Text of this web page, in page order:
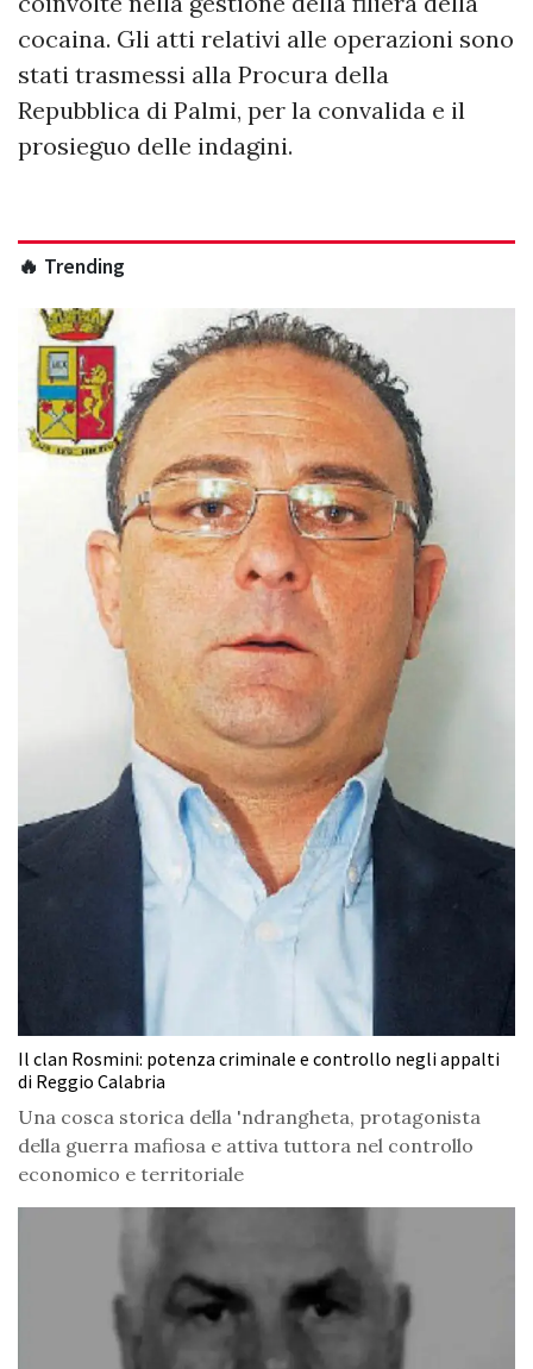
cocaina. Gli atti relativi alle operazioni sono
stati trasmessi alla Procura della
Repubblica di Palmi, per la convalida e il
prosieguo delle indagini.
🔥 Trending
Il clan Rosmini: potenza criminale e controllo negli appalti
di Reggio Calabria
Una cosca storica della 'ndrangheta, protagonista
della guerra mafiosa e attiva tuttora nel controllo
economico e territoriale